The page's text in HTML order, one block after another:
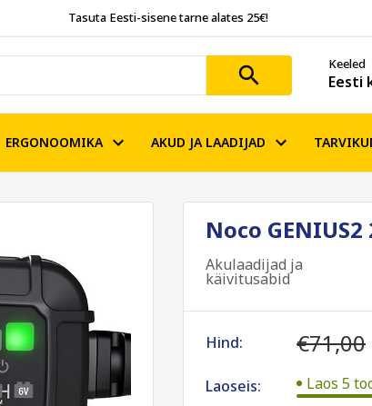
Tasuta Eesti-sisene tarne alates 25€!
Keeled
Eesti
ERGONOOMIKA AKUD JA LAADIJAD
Noco
Akulaadijad ja
käivitusabid
Hind: €71,00
Laoseis: Laos 5